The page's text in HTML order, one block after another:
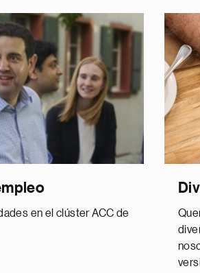
en el clúster ACC de